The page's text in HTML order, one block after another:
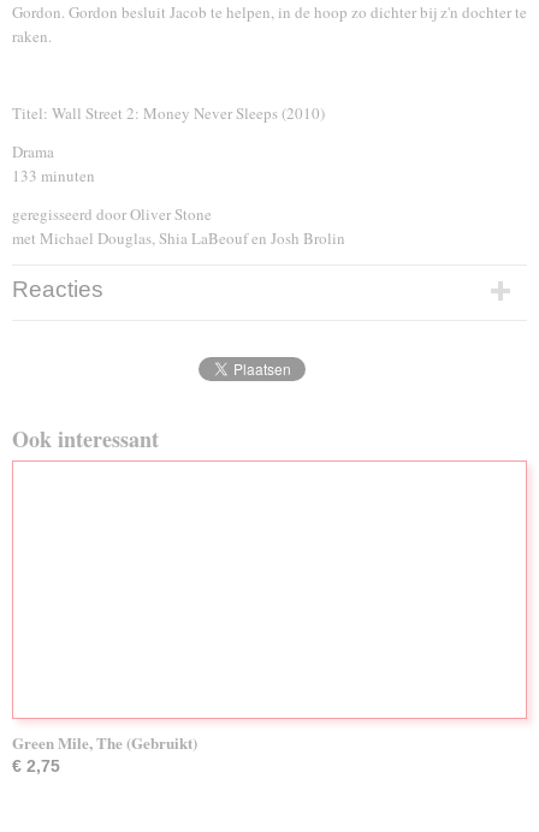
Gordon. Gordon besluit Jacob te helpen, in de hoop zo dichter bij z'n dochter te
raken.
Titel: Wall Street 2: Money Never Sleeps (2010)
Drama
133 minuten
geregisseerd door Oliver Stone
met Michael Douglas, Shia LaBeouf en Josh Brolin
Reacties
Ook interessant
Green Mile, The (Gebruikt)
€ 2,75